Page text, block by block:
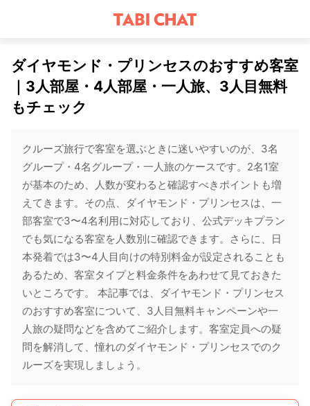
ダイヤモンド・プリンセスのおすすめ客室
｜3人部屋・4人部屋・一人旅、3人目無料
もチェック
クルーズ旅行で客室を選ぶときに迷いやすいのが、3名
グループ・4名グループ・一人旅のケースです。2名1室
が基本のため、人数が変わると確認すべきポイントも増
えてきます。その点、ダイヤモンド・プリンセスは、一
部客室で3〜4名利用に対応しており、公式デッキプラン
でも気になる客室を人数別に確認できます。さらに、日
本発着では3〜4人目向けの特別料金が設定されることも
あるため、客室タイプと料金条件をあわせて見ておきた
いところです。 本記事では、ダイヤモンド・プリンセス
のおすすめ客室について、3人目無料キャンペーンや一
人旅の疑問などを含めてご紹介します。客室定員への疑
問を解消して、憧れのダイヤモンド・プリンセスでのク
ルーズを実現しましょう。